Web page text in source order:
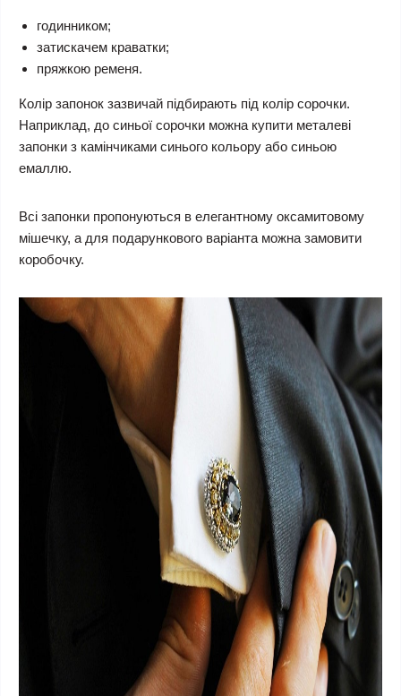
годинником;
затискачем краватки;
пряжкою ременя.
Колір запонок зазвичай підбирають під колір сорочки.
Наприклад, до синьої сорочки можна купити металеві
запонки з камінчиками синього кольору або синьою
емаллю.
Всі запонки пропонуються в елегантному оксамитовому
мішечку, а для подарункового варіанта можна замовити
коробочку.